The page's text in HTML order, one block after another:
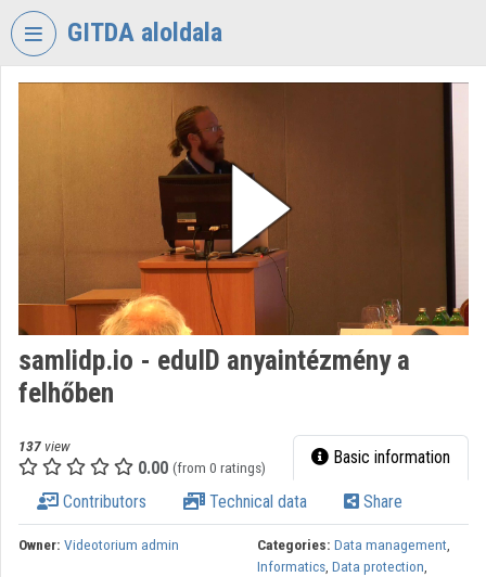
Skip header
GITDA aloldala
Organization home
Organization discovery
Categories
Organizations
samlidp.io - eduID anyaintézmény a
felhőben
137 view
0.00 (from 0 ratings) Basic information
Contributors Technical data Share
Owner: Videotorium admin Categories: Data management,
Informatics, Data protection,